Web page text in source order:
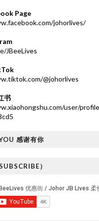
Page
johorlives/
JBeeLives
@johorlives
书
user/
感谢有你
）